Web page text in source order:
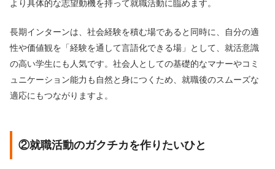
より具体的な志望動機を持って就職活動に臨めます。
長期インターンは、社会経験を積む場であると同時に、自分の適
性や価値観を「経験を通して言語化できる場」として、就活意識
の高い学生にも人気です。社会人としての基礎的なマナーやコミ
ュニケーション能力も自然と身につくため、就職後のスムーズな
適応にもつながりますよ。
②就職活動のガクチカを作りたいひと